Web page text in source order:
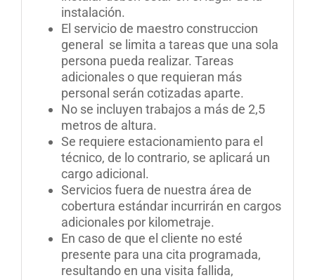
instalación.
El servicio de maestro construccion
general se limita a tareas que una sola
persona pueda realizar. Tareas
adicionales o que requieran más
personal serán cotizadas aparte.
No se incluyen trabajos a más de 2,5
metros de altura.
Se requiere estacionamiento para el
técnico, de lo contrario, se aplicará un
cargo adicional.
Servicios fuera de nuestra área de
cobertura estándar incurrirán en cargos
adicionales por kilometraje.
En caso de que el cliente no esté
presente para una cita programada,
resultando en una visita fallida,